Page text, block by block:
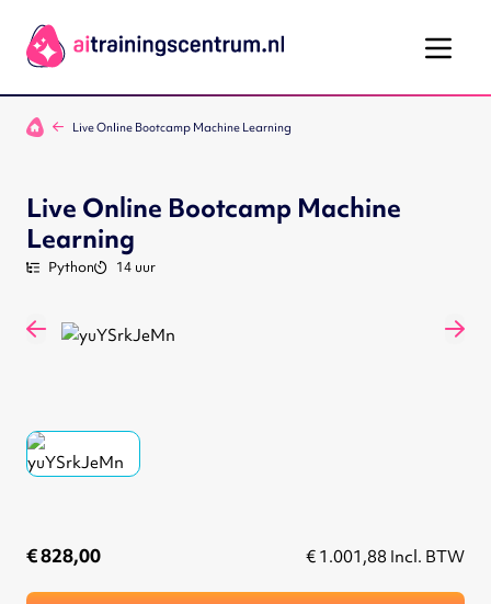
Live Online Bootcamp Machine Learning
Live Online Bootcamp Machine
Learning
Python 14 uur
€ 828,00 € 1.001,88 Incl. BTW